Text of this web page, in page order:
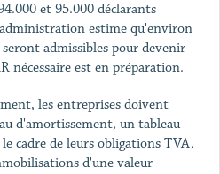
et 95.000 déclarants
estime qu'environ
admissibles pour devenir
nécessaire est en préparation.
les entreprises doivent
d'amortissement, un tableau
cadre de leurs obligations TVA,
d'une valeur